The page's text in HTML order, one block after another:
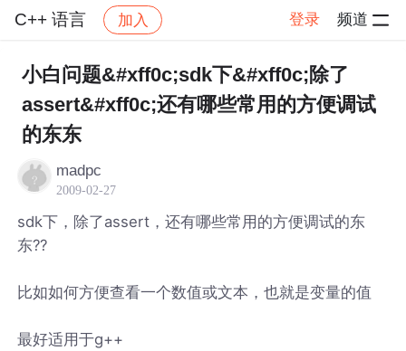
C++ 语言 加入 登录 频道
社区 C++ 语言 帖子详情
小白问题&#xff0c;sdk下&#xff0c;除了
assert&#xff0c;还有哪些常用的方便调试
的东东
madpc
2009-02-27
sdk下，除了assert，还有哪些常用的方便调试的东
东??
比如如何方便查看一个数值或文本，也就是变量的值
最好适用于g++